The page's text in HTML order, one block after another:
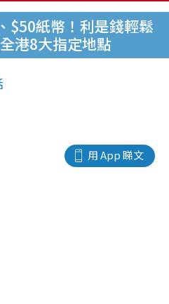
$50紙幣！利是錢輕鬆
港8大指定地點
用 App 睇文